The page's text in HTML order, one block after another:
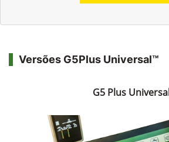
Versões G5Plus Universal™
G5 Plus